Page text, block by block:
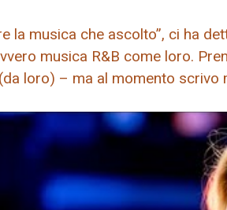
la musica che ascolto”, ci ha
musica R&B come loro.
loro) – ma al momento scrivo